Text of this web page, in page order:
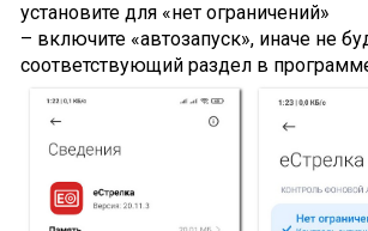
установите для «нет ограничений»
– включите «автозапуск», иначе не
соответствующий раздел в